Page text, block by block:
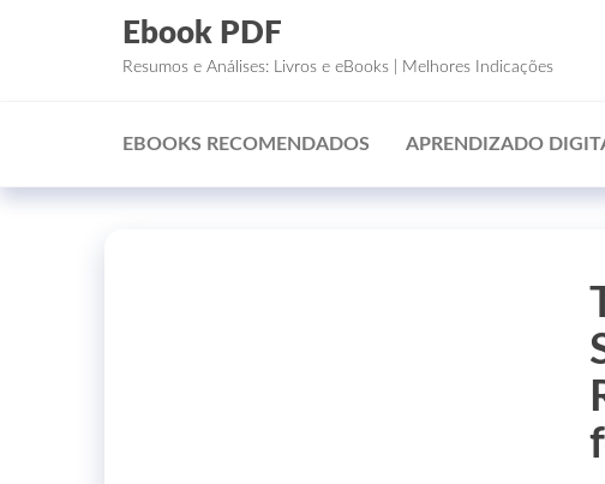
Ebook PDF
Resumos e Análises: Livros e eBooks | Melhores Indicações
EBOOKS RECOMENDADOS APRENDIZADO